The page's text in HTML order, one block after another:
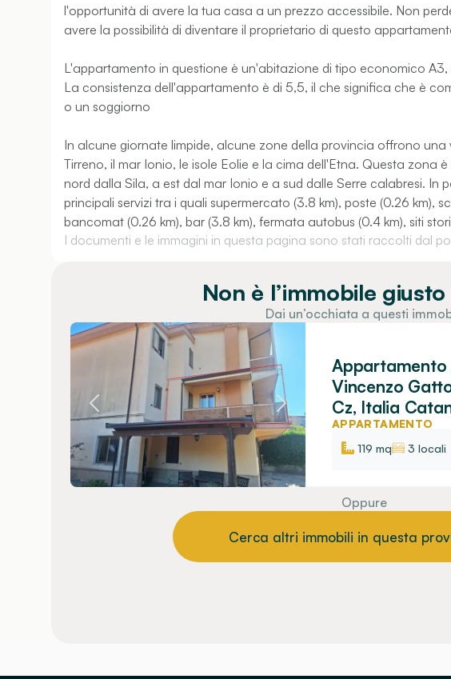
l'opportunità di avere la tua casa a un prezzo accessibile. Non
avere la possibilità di diventare il proprietario di questo
L'appartamento in questione è un'abitazione di tipo economico
La consistenza dell'appartamento è di 5,5, il che significa che è
o un soggiorno
In alcune giornate limpide, alcune zone della provincia offrono
Tirreno, il mar Ionio, le isole Eolie e la cima dell'Etna. Questa zona
nord dalla Sila, a est dal mar Ionio e a sud dalle Serre calabresi. In
principali servizi tra i quali supermercato (3.8 km), poste (0.26 km),
bancomat (0.26 km), bar (3.8 km), fermata autobus (0.4 km), siti
I documenti e le immagini in questa pagina sono stati raccolti dal
Non è l’immobile
Dai un’occhiata a questi
Appartamento
Vincenzo
Cz, Italia
APPARTAMENTO
119 mq
3 locali
Oppure
Cerca altri immobili in questa